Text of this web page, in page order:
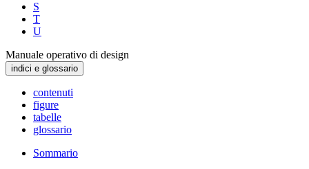
S
T
U
Manuale operativo di design
indici e glossario
contenuti
figure
tabelle
glossario
Sommario